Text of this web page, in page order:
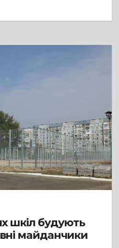
шкіл будують
майданчики